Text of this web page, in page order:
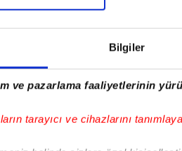
Bilgiler
ve pazarlama faaliyetlerinin
tarayıcı ve cihazlarını
fotoğrafları AA, Reuters ve
müzakere sürecin
gerginliği
getirerek Netanyahu'ya,